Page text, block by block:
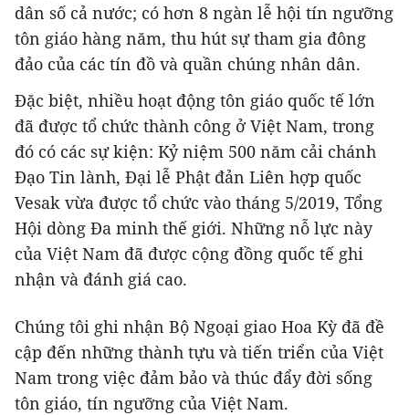
dân số cả nước; có hơn 8 ngàn lễ hội tín ngưỡng
tôn giáo hàng năm, thu hút sự tham gia đông
đảo của các tín đồ và quần chúng nhân dân.
Đặc biệt, nhiều hoạt động tôn giáo quốc tế lớn
đã được tổ chức thành công ở Việt Nam, trong
đó có các sự kiện: Kỷ niệm 500 năm cải chánh
Đạo Tin lành, Đại lễ Phật đản Liên hợp quốc
Vesak vừa được tổ chức vào tháng 5/2019, Tổng
Hội dòng Đa minh thế giới. Những nỗ lực này
của Việt Nam đã được cộng đồng quốc tế ghi
nhận và đánh giá cao.
Chúng tôi ghi nhận Bộ Ngoại giao Hoa Kỳ đã đề
cập đến những thành tựu và tiến triển của Việt
Nam trong việc đảm bảo và thúc đẩy đời sống
tôn giáo, tín ngưỡng của Việt Nam.